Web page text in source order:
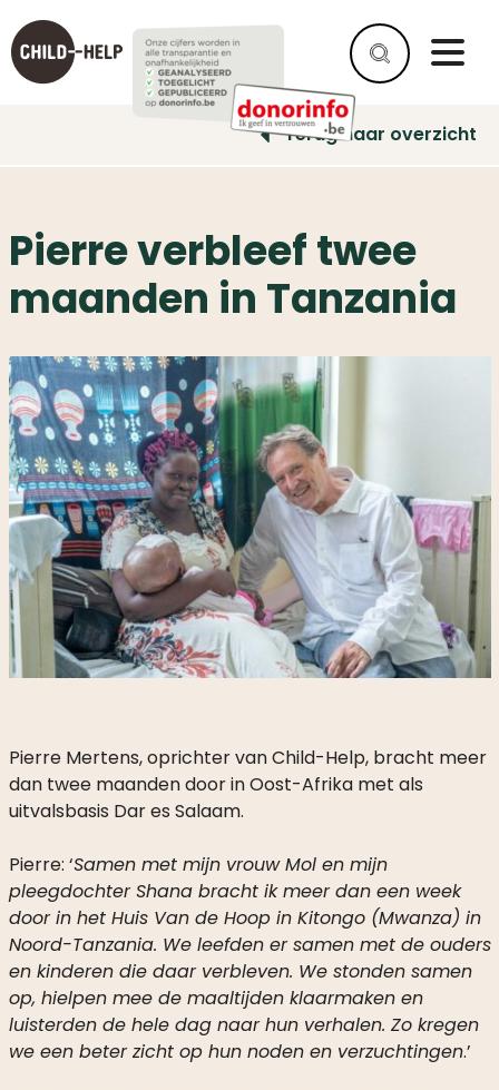
Terug naar overzicht
Pierre verbleef twee
maanden in Tanzania
Pierre Mertens, oprichter van Child-Help, bracht meer
dan twee maanden door in Oost-Afrika met als
uitvalsbasis Dar es Salaam.
Pierre: ‘Samen met mijn vrouw Mol en mijn
pleegdochter Shana bracht ik meer dan een week
door in het Huis Van de Hoop in Kitongo (Mwanza) in
Noord-Tanzania. We leefden er samen met de ouders
en kinderen die daar verbleven. We stonden samen
op, hielpen mee de maaltijden klaarmaken en
luisterden de hele dag naar hun verhalen. Zo kregen
we een beter zicht op hun noden en verzuchtingen.’